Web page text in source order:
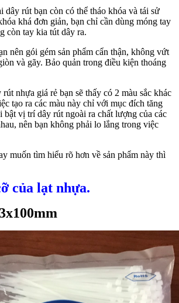
dây rút bạn còn có thể tháo khóa và tái sử
khá đơn giản, bạn chỉ cần dùng móng tay
còn tay kia tút dây ra.
nên gói gém sản phẩm cẩn thận, không vứt
và gãy. Bảo quản trong điều kiện thoáng
nhựa giá rẻ bạn sẽ thấy có 2 màu sắc khác
tạo ra các màu này chỉ với mục đích tăng
bật vị trí dây rút ngoài ra chất lượng của các
nên bạn không phải lo lắng trong việc
muốn tìm hiểu rõ hơn về sản phẩm này thì
của lạt nhựa.
3x100mm